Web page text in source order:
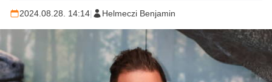
2024.08.28. 14:14| Helmeczi Benjamin